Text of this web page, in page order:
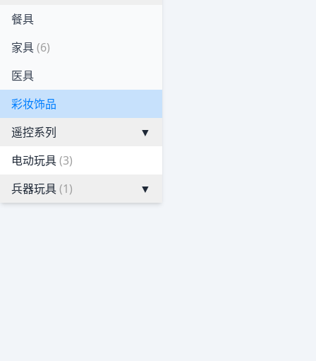
餐具
家具(6)
医具
彩妆饰品
遥控系列
▼
电动玩具(3)
兵器玩具(1) ▼